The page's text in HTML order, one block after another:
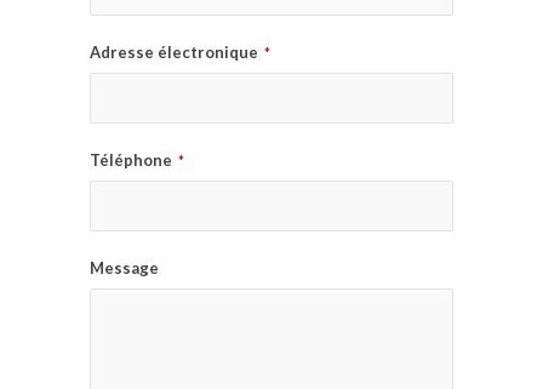
Adresse électronique *
Téléphone *
Message